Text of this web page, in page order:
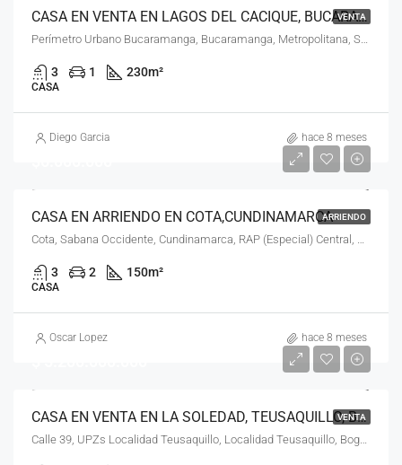
VENTA
CASA EN VENTA EN LAGOS DEL CACIQUE, BUCARAMANGA, BUCARAMANGA
Perímetro Urbano Bucaramanga, Bucaramanga, Metropolitana, Santander, RAP Gran Santander, Colombia
3 1 230m²
CASA
Diego Garcia hace 8 meses
ARRIENDO
CASA EN ARRIENDO EN COTA,CUNDINAMARCA
Cota, Sabana Occidente, Cundinamarca, RAP (Especial) Central, Colombia
3 2 150m²
CASA
Oscar Lopez hace 8 meses
VENTA
CASA EN VENTA EN LA SOLEDAD, TEUSAQUILLO, BOGOTÁ, D.C.
Calle 39, UPZs Localidad Teusaquillo, Localidad Teusaquillo, Bogotá, Bogotá, Distrito Capital, RAP (Especial) Central, 111311, Colombia